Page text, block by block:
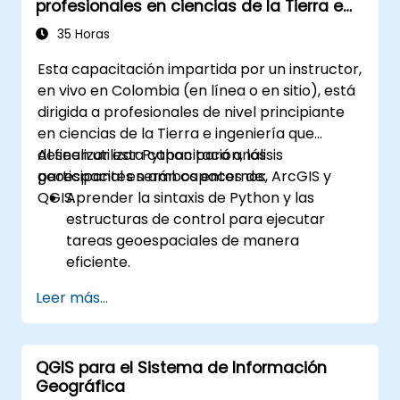
Fundamental.
profesionales en ciencias de la Tierra e
ingeniería
35 Horas
Esta capacitación impartida por un instructor,
en vivo en Colombia (en línea o en sitio), está
dirigida a profesionales de nivel principiante
en ciencias de la Tierra e ingeniería que
deseen utilizar Python para análisis
geoespacial en ambos entornos, ArcGIS y
QGIS.
Al finalizar esta capacitación, los
participantes serán capaces de:
Aprender la sintaxis de Python y las
estructuras de control para ejecutar
tareas geoespaciales de manera
eficiente.
el análisis y la visualización de datos en
sistemas de información geográfica (SIG).
Manipular y analizar datos vectoriales
con las bibliotecas Geopandas, Arcpy y
PyQGIS.
Leer más...
QGIS para el Sistema de Información
Geográfica